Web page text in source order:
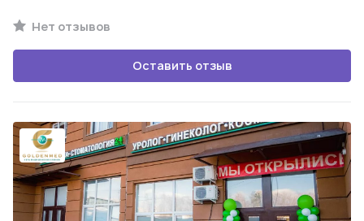
Нет отзывов
Оставить отзыв